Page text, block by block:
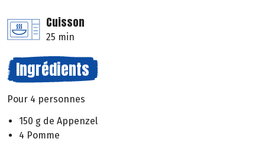
Cuisson
25 min
Ingrédients
Pour 4 personnes
150 g de Appenzel
4 Pomme